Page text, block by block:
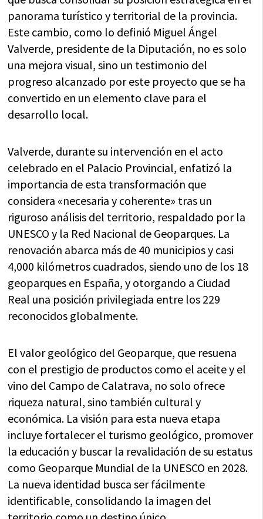
panorama turístico y territorial de la provincia.
Este cambio, como lo definió Miguel Ángel
Valverde, presidente de la Diputación, no es solo
una mejora visual, sino un testimonio del
progreso alcanzado por este proyecto que se ha
convertido en un elemento clave para el
desarrollo local.
Valverde, durante su intervención en el acto
celebrado en el Palacio Provincial, enfatizó la
importancia de esta transformación que
considera «necesaria y coherente» tras un
riguroso análisis del territorio, respaldado por la
UNESCO y la Red Nacional de Geoparques. La
renovación abarca más de 40 municipios y casi
4,000 kilómetros cuadrados, siendo uno de los 18
geoparques en España, y otorgando a Ciudad
Real una posición privilegiada entre los 229
reconocidos globalmente.
El valor geológico del Geoparque, que resuena
con el prestigio de productos como el aceite y el
vino del Campo de Calatrava, no solo ofrece
riqueza natural, sino también cultural y
económica. La visión para esta nueva etapa
incluye fortalecer el turismo geológico, promover
la educación y buscar la revalidación de su estatus
como Geoparque Mundial de la UNESCO en 2028.
La nueva identidad busca ser fácilmente
identificable, consolidando la imagen del